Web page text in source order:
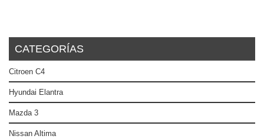
CATEGORÍAS
Citroen C4
Hyundai Elantra
Mazda 3
Nissan Altima